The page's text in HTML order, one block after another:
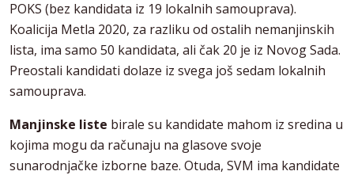
POKS (bez kandidata iz 19 lokalnih samouprava).
Koalicija Metla 2020, za razliku od ostalih nemanjinskih
lista, ima samo 50 kandidata, ali čak 20 je iz Novog Sada.
Preostali kandidati dolaze iz svega još sedam lokalnih
samouprava.
Manjinske liste birale su kandidate mahom iz sredina u
kojima mogu da računaju na glasove svoje
sunarodnjačke izborne baze. Otuda, SVM ima kandidate